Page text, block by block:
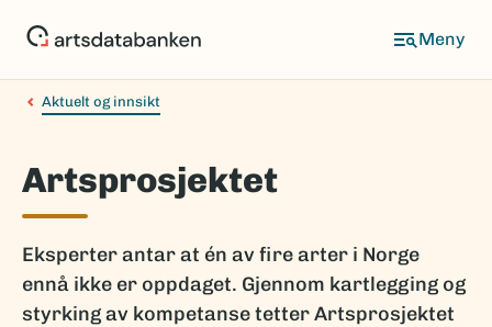
Aktuelt og innsikt
Artsprosjektet
Eksperter antar at én av fire arter i Norge
ennå ikke er oppdaget. Gjennom kartlegging og
styrking av kompetanse tetter Artsprosjektet